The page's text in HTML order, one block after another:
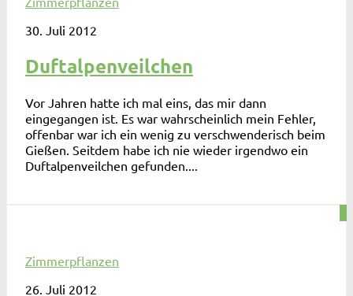
30. Juli 2012
Duftalpenveilchen
Vor Jahren hatte ich mal eins, das mir dann
eingegangen ist. Es war wahrscheinlich mein Fehler,
offenbar war ich ein wenig zu verschwenderisch beim
Gießen. Seitdem habe ich nie wieder irgendwo ein
Duftalpenveilchen gefunden....
Zimmerpflanzen
26. Juli 2012